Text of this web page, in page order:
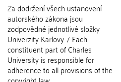
Za dodržení všech ustanovení
autorského zákona jsou
zodpovědné jednotlivé složky
Univerzity Karlovy. / Each
constituent part of Charles
University is responsible for
adherence to all provisions of the